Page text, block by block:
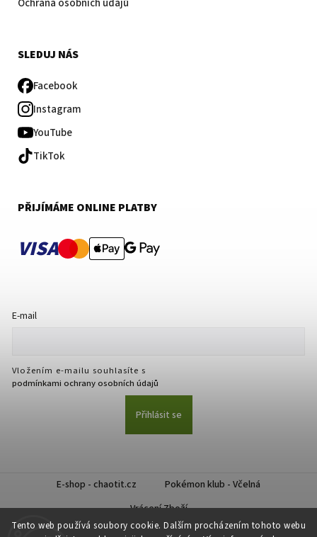
Tento web používá soubory cookie. Dalším procházením tohoto webu
Ochrana osobních údajů
SLEDUJ NÁS
Facebook
Instagram
YouTube
TikTok
PŘIJÍMÁME ONLINE PLATBY
VISA
E-mail
Vložením e-mailu souhlasíte s
podmínkami ochrany osobních údajů
Přihlásit se
E-shop - chaotit.cz
Pokémon klub - Včelná
Vrácení Zboží